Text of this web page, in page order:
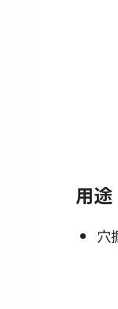
用途
穴